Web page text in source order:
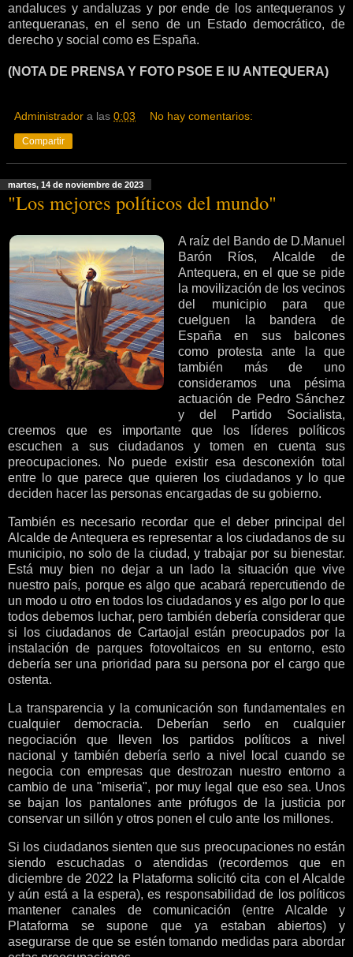
andaluces y andaluzas y por ende de los antequeranos y
antequeranas, en el seno de un Estado democrático, de
derecho y social como es España.
(NOTA DE PRENSA Y FOTO PSOE E IU ANTEQUERA)
Administrador a las 0:03 No hay comentarios:
Compartir
martes, 14 de noviembre de 2023
"Los mejores políticos del mundo"
A raíz del Bando de D.Manuel
Barón Ríos, Alcalde de
Antequera, en el que se pide
la movilización de los vecinos
del municipio para que
cuelguen la bandera de
España en sus balcones
como protesta ante la que
también más de uno
consideramos una pésima
actuación de Pedro Sánchez
y del Partido Socialista,
creemos que es importante que los líderes políticos
escuchen a sus ciudadanos y tomen en cuenta sus
preocupaciones. No puede existir esa desconexión total
entre lo que parece que quieren los ciudadanos y lo que
deciden hacer las personas encargadas de su gobierno.
También es necesario recordar que el deber principal del
Alcalde de Antequera es representar a los ciudadanos de su
municipio, no solo de la ciudad, y trabajar por su bienestar.
Está muy bien no dejar a un lado la situación que vive
nuestro país, porque es algo que acabará repercutiendo de
un modo u otro en todos los ciudadanos y es algo por lo que
todos debemos luchar, pero también debería considerar que
si los ciudadanos de Cartaojal están preocupados por la
instalación de parques fotovoltaicos en su entorno, esto
debería ser una prioridad para su persona por el cargo que
ostenta.
La transparencia y la comunicación son fundamentales en
cualquier democracia. Deberían serlo en cualquier
negociación que lleven los partidos políticos a nivel
nacional y también debería serlo a nivel local cuando se
negocia con empresas que destrozan nuestro entorno a
cambio de una "miseria", por muy legal que eso sea. Unos
se bajan los pantalones ante prófugos de la justicia por
conservar un sillón y otros ponen el culo ante los millones.
Si los ciudadanos sienten que sus preocupaciones no están
siendo escuchadas o atendidas (recordemos que en
diciembre de 2022 la Plataforma solicitó cita con el Alcalde
y aún está a la espera), es responsabilidad de los políticos
mantener canales de comunicación (entre Alcalde y
Plataforma se supone que ya estaban abiertos) y
asegurarse de que se estén tomando medidas para abordar